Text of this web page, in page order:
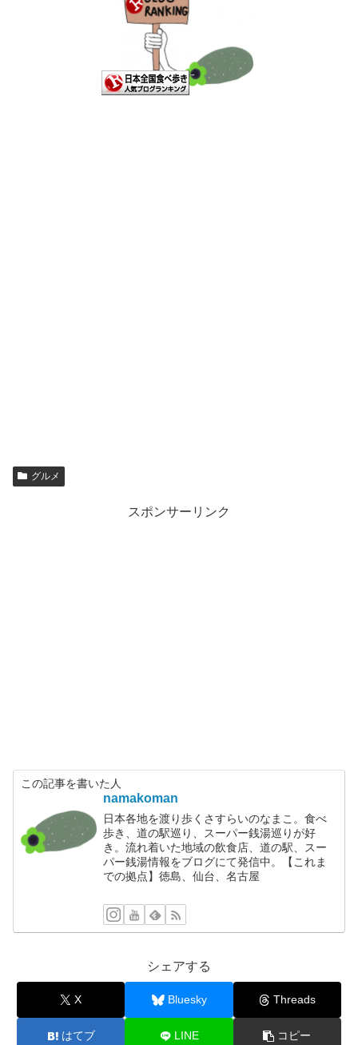
グルメ
スポンサーリンク
この記事を書いた人
namakoman
日本各地を渡り歩くさすらいのなまこ。食べ
歩き、道の駅巡り、スーパー銭湯巡りが好
き。流れ着いた地域の飲食店、道の駅、スー
パー銭湯情報をブログにて発信中。【これま
での拠点】徳島、仙台、名古屋
シェアする
X Bluesky Threads
はてブ LINE コピー